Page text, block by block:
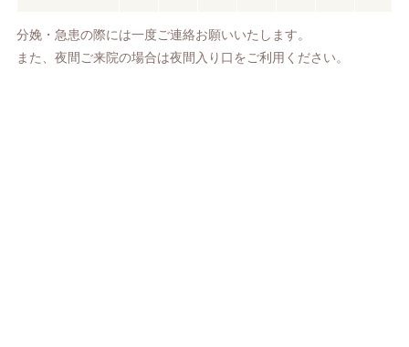
分娩・急患の際には一度ご連絡お願いいたします。
また、夜間ご来院の場合は夜間入り口をご利用ください。